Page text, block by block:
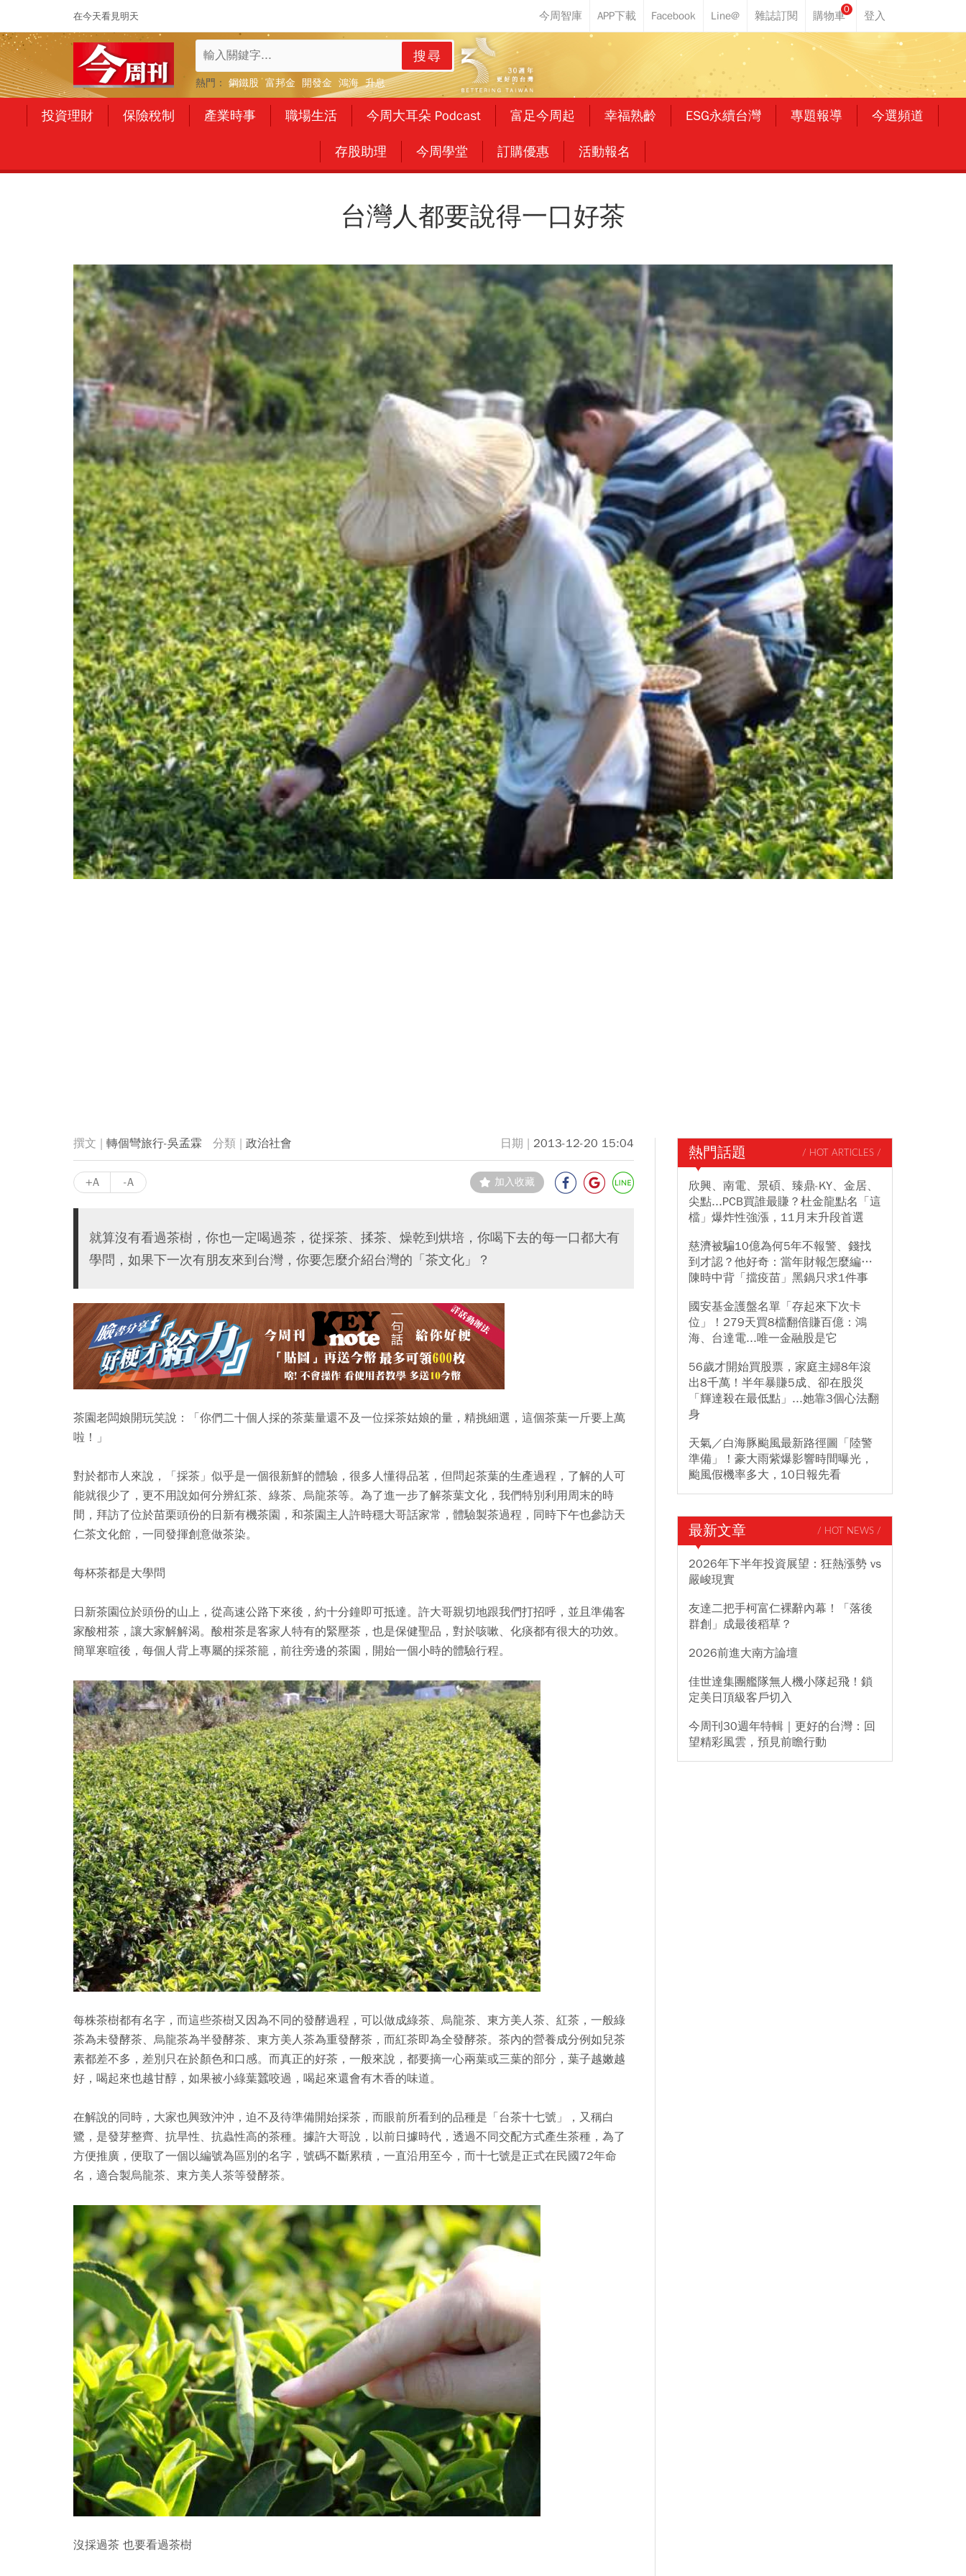
在今天看見明天
0
搜尋
熱門： 鋼鐵股 富邦金 開發金 鴻海 升息
投資理財 保險稅制 產業時事 職場生活 今周大耳朵 Podcast 富足今周起 幸福熟齡 ESG永續台灣 專題報導 今選頻道
存股助理 今周學堂 訂購優惠 活動報名
台灣人都要說得一口好茶
轉個彎旅行-吳孟霖 政治社會 2013-12-20 15:04
+A -A 加入收藏
就算沒有看過茶樹，你也一定喝過茶，從採茶、揉茶、燥乾到烘培，你喝下去的每一口都大有
學問，如果下一次有朋友來到台灣，你要怎麼介紹台灣的「茶文化」？
茶園老闆娘開玩笑說：「你們二十個人採的茶葉量還不及一位採茶姑娘的量，精挑細選，這個茶葉一斤要上萬
啦！」
對於都市人來說，「採茶」似乎是一個很新鮮的體驗，很多人懂得品茗，但問起茶葉的生產過程，了解的人可
能就很少了，更不用說如何分辨紅茶、綠茶、烏龍茶等。為了進一步了解茶葉文化，我們特別利用周末的時
間，拜訪了位於苗栗頭份的日新有機茶園，和茶園主人許時穩大哥話家常，體驗製茶過程，同時下午也參訪天
仁茶文化館，一同發揮創意做茶染。
每杯茶都是大學問
日新茶園位於頭份的山上，從高速公路下來後，約十分鐘即可抵達。許大哥親切地跟我們打招呼，並且準備客
家酸柑茶，讓大家解解渴。酸柑茶是客家人特有的緊壓茶，也是保健聖品，對於咳嗽、化痰都有很大的功效。
簡單寒暄後，每個人背上專屬的採茶籠，前往旁邊的茶園，開始一個小時的體驗行程。
每株茶樹都有名字，而這些茶樹又因為不同的發酵過程，可以做成綠茶、烏龍茶、東方美人茶、紅茶，一般綠
茶為未發酵茶、烏龍茶為半發酵茶、東方美人茶為重發酵茶，而紅茶即為全發酵茶。茶內的營養成分例如兒茶
素都差不多，差別只在於顏色和口感。而真正的好茶，一般來說，都要摘一心兩葉或三葉的部分，葉子越嫩越
好，喝起來也越甘醇，如果被小綠葉蠶咬過，喝起來還會有木香的味道。
在解說的同時，大家也興致沖沖，迫不及待準備開始採茶，而眼前所看到的品種是「台茶十七號」，又稱白
鷺，是發芽整齊、抗旱性、抗蟲性高的茶種。據許大哥說，以前日據時代，透過不同交配方式產生茶種，為了
方便推廣，便取了一個以編號為區別的名字，號碼不斷累積，一直沿用至今，而十七號是正式在民國72年命
名，適合製烏龍茶、東方美人茶等發酵茶。
沒採過茶 也要看過茶樹
熱門話題 / HOT ARTICLES /
欣興、南電、景碩、臻鼎-KY、金居、
尖點...PCB買誰最賺？杜金龍點名「這
檔」爆炸性強漲，11月末升段首選
慈濟被騙10億為何5年不報警、錢找
到才認？他好奇：當年財報怎麼編…
陳時中背「擋疫苗」黑鍋只求1件事
國安基金護盤名單「存起來下次卡
位」！279天買8檔翻倍賺百億：鴻
海、台達電...唯一金融股是它
56歲才開始買股票，家庭主婦8年滾
出8千萬！半年暴賺5成、卻在股災
「輝達殺在最低點」...她靠3個心法翻
身
天氣／白海豚颱風最新路徑圖「陸警
準備」！豪大雨紫爆影響時間曝光，
颱風假機率多大，10日報先看
最新文章 / HOT NEWS /
2026年下半年投資展望：狂熱漲勢 vs
嚴峻現實
友達二把手柯富仁裸辭內幕！「落後
群創」成最後稻草？
2026前進大南方論壇
佳世達集團艦隊無人機小隊起飛！鎖
定美日頂級客戶切入
今周刊30週年特輯｜更好的台灣：回
望精彩風雲，預見前瞻行動